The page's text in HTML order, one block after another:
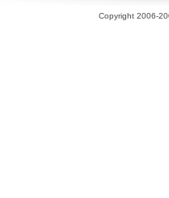
Copyright 2006-